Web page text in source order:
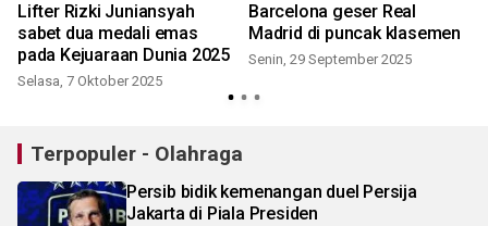
Lifter Rizki Juniansyah
sabet dua medali emas
pada Kejuaraan Dunia 2025
Selasa, 7 Oktober 2025
Barcelona geser Real
Madrid di puncak klasemen
Senin, 29 September 2025
Terpopuler - Olahraga
Persib bidik kemenangan duel Persija
Jakarta di Piala Presiden